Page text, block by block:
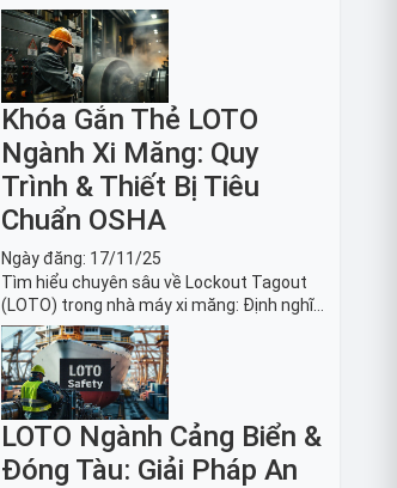
1910.147. Bảo trì an toàn cho robot, băng
tải sản xuất ô tô và dây chuyền lắp ráp xe
hơi.
Khóa Gắn Thẻ LOTO
Ngành Xi Măng: Quy
Trình & Thiết Bị Tiêu
Chuẩn OSHA
Ngày đăng: 17/11/25
Tìm hiểu chuyên sâu về Lockout Tagout
(LOTO) trong nhà máy xi măng: Định nghĩa,
tiêu chuẩn OSHA, quy trình 6 bước và danh
sách thiết bị LOTO thiết yếu. Giải pháp bảo
trì lò nung, máy nghiền an toàn.
LOTO Ngành Cảng Biển &
Đóng Tàu: Giải Pháp An